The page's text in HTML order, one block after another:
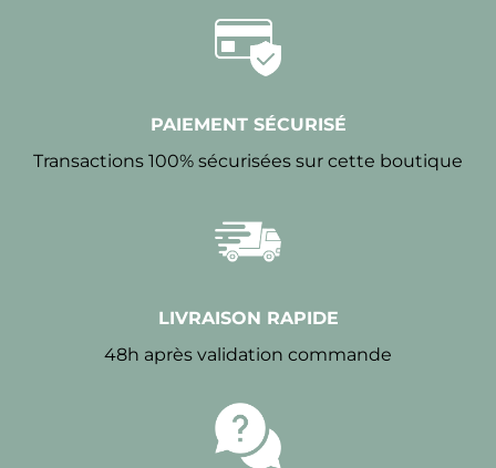
PAIEMENT SÉCURISÉ
Transactions 100% sécurisées sur cette boutique
LIVRAISON RAPIDE
48h après validation commande